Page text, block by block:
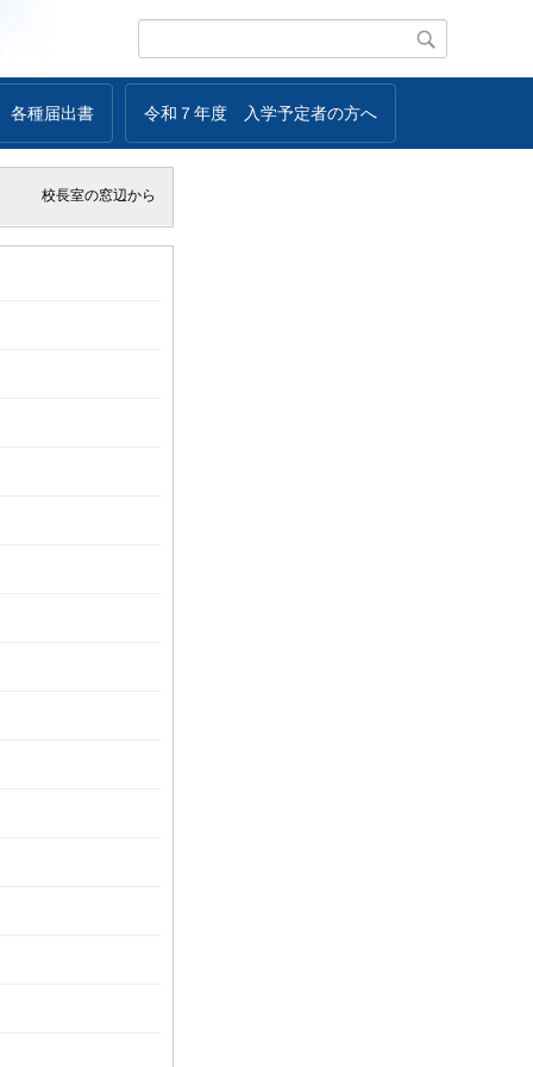
各種届出書 令和７年度 入学予定者の方へ
校長室の窓辺から